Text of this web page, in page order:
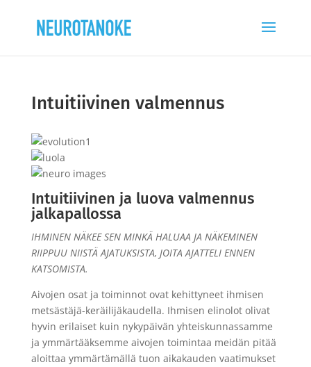
Intuitiivinen valmennus
Intuitiivinen ja luova valmennus
jalkapallossa
IHMINEN NÄKEE SEN MINKÄ HALUAA JA NÄKEMINEN
RIIPPUU NIISTÄ AJATUKSISTA, JOITA AJATTELI ENNEN
KATSOMISTA.
Aivojen osat ja toiminnot ovat kehittyneet ihmisen
metsästäjä-keräilijäkaudella. Ihmisen elinolot olivat
hyvin erilaiset kuin nykypäivän yhteiskunnassamme
ja ymmärtääksemme aivojen toimintaa meidän pitää
aloittaa ymmärtämällä tuon aikakauden vaatimukset